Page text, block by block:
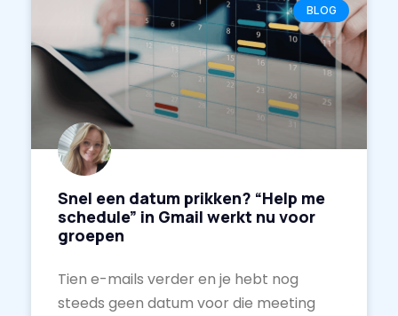
BLOG
Snel een datum prikken? “Help me
schedule” in Gmail werkt nu voor
groepen
Tien e-mails verder en je hebt nog
steeds geen datum voor die meeting